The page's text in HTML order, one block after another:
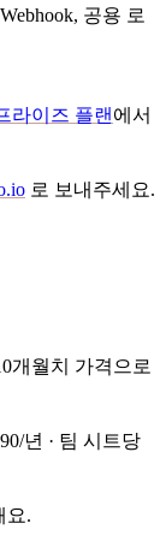
공용 로
라이즈 플랜에서
로 보내주세요.
개월치 가격으로
년 · 팀 시트당
요.